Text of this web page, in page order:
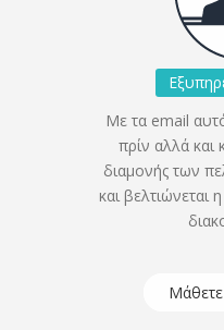
Με τα email
πρίν αλλά και
διαμονής των
και βελτιώνεται